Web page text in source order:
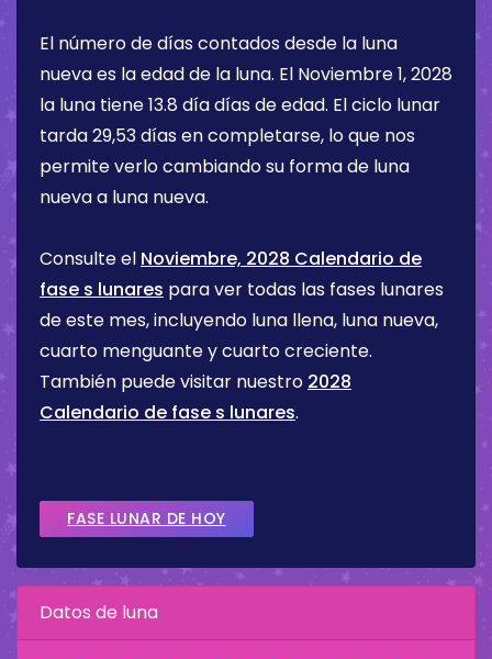
El número de días contados desde la luna
nueva es la edad de la luna. El Noviembre 1, 2028
la luna tiene13.8 díadías de edad. El ciclo lunar
tarda 29,53 días en completarse, lo que nos
permite verlo cambiando su forma de luna
nueva a luna nueva.
Consulte el Noviembre, 2028 Calendario de
fase s lunares para ver todas las fases lunares
de este mes, incluyendo luna llena, luna nueva,
cuarto menguante y cuarto creciente.
También puede visitar nuestro 2028
Calendario de fase s lunares.
FASE LUNAR DE HOY
Datos de luna